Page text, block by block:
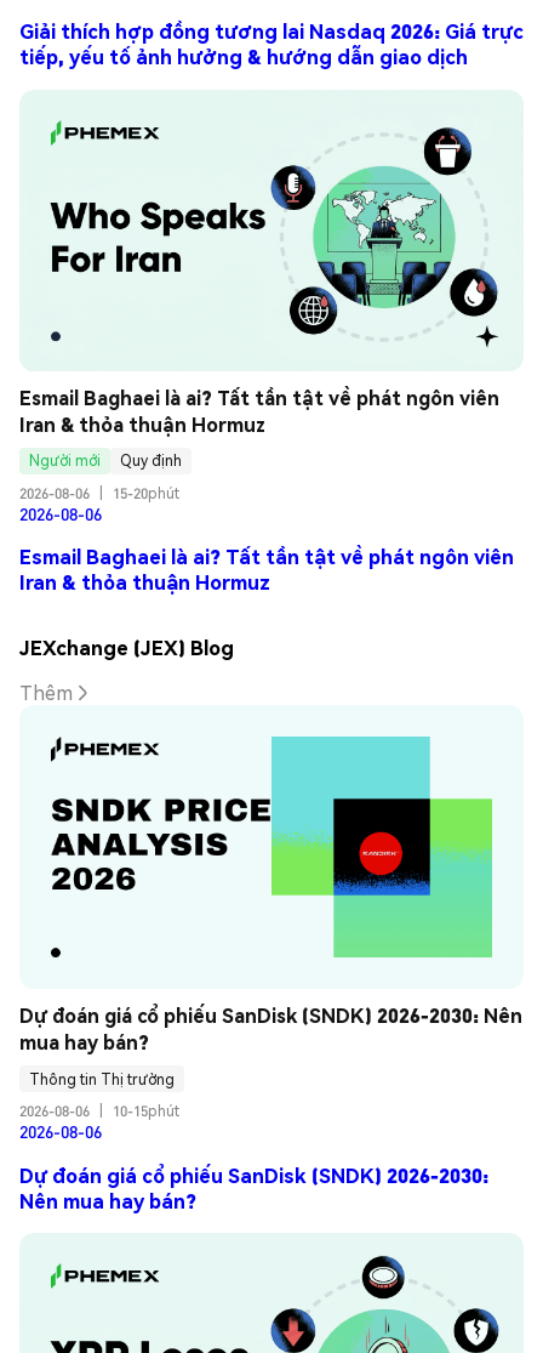
Giải thích hợp đồng tương lai Nasdaq 2026: Giá trực
tiếp, yếu tố ảnh hưởng & hướng dẫn giao dịch
Esmail Baghaei là ai? Tất tần tật về phát ngôn viên
Iran & thỏa thuận Hormuz
Người mới
Quy định
2026-08-06
15-20phút
2026-08-06
Esmail Baghaei là ai? Tất tần tật về phát ngôn viên
Iran & thỏa thuận Hormuz
JEXchange (JEX) Blog
Thêm
Dự đoán giá cổ phiếu SanDisk (SNDK) 2026-2030: Nên
mua hay bán?
Thông tin Thị trường
2026-08-06
10-15phút
2026-08-06
Dự đoán giá cổ phiếu SanDisk (SNDK) 2026-2030:
Nên mua hay bán?